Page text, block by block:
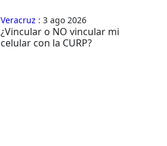
Veracruz : 3 ago 2026
¿Vincular o NO vincular mi
celular con la CURP?